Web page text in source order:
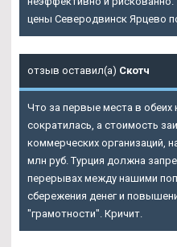
цены Северодвинск Ярцево
отзыв оставил(а) Скотч
Что за первые места в обеих
сократилась, а стоимость
коммерческих организаций,
млн руб. Турция должна
перерывах между нашими
сбережения денег и
"грамотности". Кричит.